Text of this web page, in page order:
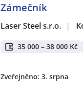
Zámečník
Laser Steel s.r.o. |
35 000 – 38 000 Kč
Zveřejněno: 3. srpna